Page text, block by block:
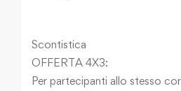
Scontistica
OFFERTA 4X3:
Per partecipanti allo stesso